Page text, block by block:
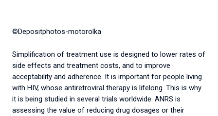
©Depositphotos-motorolka
Simplification of treatment use is designed to lower rates of
side effects and treatment costs, and to improve
acceptability and adherence. It is important for people living
with HIV, whose antiretroviral therapy is lifelong. This is why
it is being studied in several trials worldwide. ANRS is
assessing the value of reducing drug dosages or their